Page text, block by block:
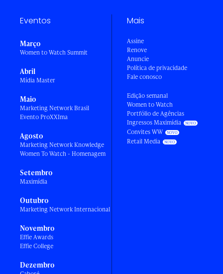
Eventos
Março
Women to Watch Summit
Abril
Mídia Master
Maio
Marketing Network Brasil
Evento ProXXIma
Agosto
Marketing Network Knowledge
Women To Watch - Homenagem
Setembro
Maximídia
Outubro
Marketing Network Internacional
Novembro
Effie Awards
Effie College
Dezembro
Mais
Assine
Renove
Anuncie
Política de privacidade
Fale conosco
Edição semanal
Women to Watch
Portfólio de Agências
Ingressos Maximídia
Convites WW
Retail Media